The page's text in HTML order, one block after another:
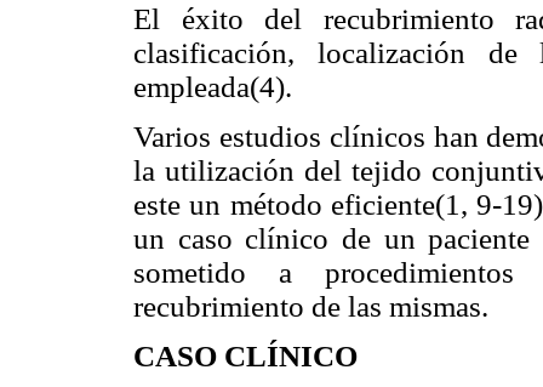
El éxito del recubrimiento
clasificación, localización
empleada(4).
Varios estudios clínicos han
la utilización del tejido
este un método eficiente(1, 9-
un caso clínico de un paciente
sometido a
recubrimiento de las mismas.
CASO CLÍNICO